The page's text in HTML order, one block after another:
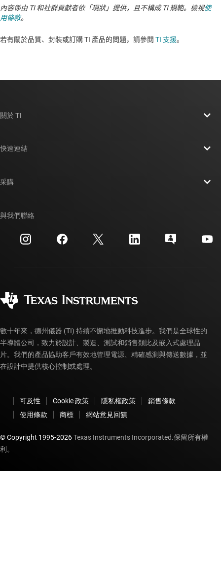
內容係由 TI 和社群貢獻者依「現狀」提供，且不構成 TI 規範。檢視使
用條款。
若有關於品質、封裝或訂購 TI 產品的問題，請參閱 TI 支援。​​​​​​​​​​​​​​
關於 TI
投資人關系
製造
快速連結
交互參考搜索
客戶支援中心
myTI 帳戶常見問題解答
采購
訂購 FAQ
與我們聯絡
數十年來，德州儀器 (TI) 持續不懈地推動科技進步。我們是全球性的
半導體公司，致力於設計、製造、測試和銷售類比及嵌入式處理晶
片。我們的產品協助客戶有效地管理電源、精確感測與傳送數據，並
在設計中提供核心控制或處理。
可及性 Cookie 政策 隱私權政策
銷售條款
使用條款
商標 網站意見回饋
© Copyright 1995-2026Texas Instruments Incorporated.保留所有權
利。